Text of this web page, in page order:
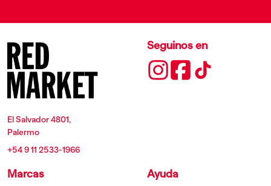
El Salvador 4801,
Palermo
+54 9 11 2533-1966
Seguinos en
Marcas Ayuda